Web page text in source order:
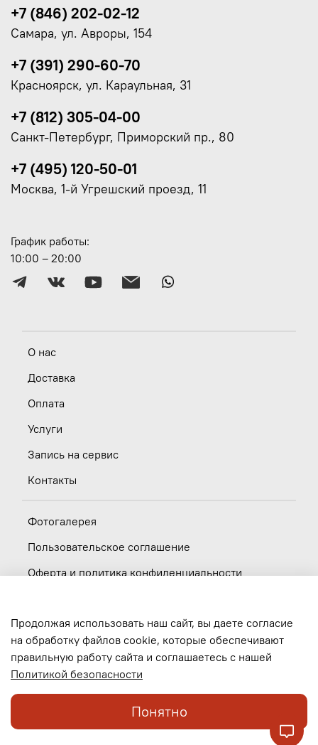
О нас
Доставка
Оплата
Услуги
Запись на сервис
Контакты
Фотогалерея
Пользовательское соглашение
Оферта и политика конфиденциальности
Вакансии
Обратная связь
График работы:
10:00 – 20:00
+7 (846) 202-02-12
Самара, ул. Авроры, 154
+7 (391) 290-60-70
Красноярск, ул. Караульная, 31
+7 (812) 305-04-00
Санкт-Петербург, Приморский пр., 80
+7 (495) 120-50-01
Москва, 1-й Угрешский проезд, 11
© 2017-2026, ООО "Мотоленд", ИНН 5404066045. Официальный дилер Honda и
Продолжая использовать наш сайт, вы даете согласие
на обработку файлов cookie, которые обеспечивают
правильную работу сайта и соглашаетесь с нашей
Политикой безопасности
Понятно